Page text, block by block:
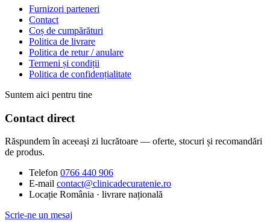
Furnizori parteneri
Contact
Coș de cumpărături
Politica de livrare
Politica de retur / anulare
Termeni și condiții
Politica de confidențialitate
Suntem aici pentru tine
Contact direct
Răspundem în aceeași zi lucrătoare — oferte, stocuri și recomandări
de produs.
Telefon 0766 440 906
E-mail contact@clinicadecuratenie.ro
Locație România · livrare națională
Scrie-ne un mesaj